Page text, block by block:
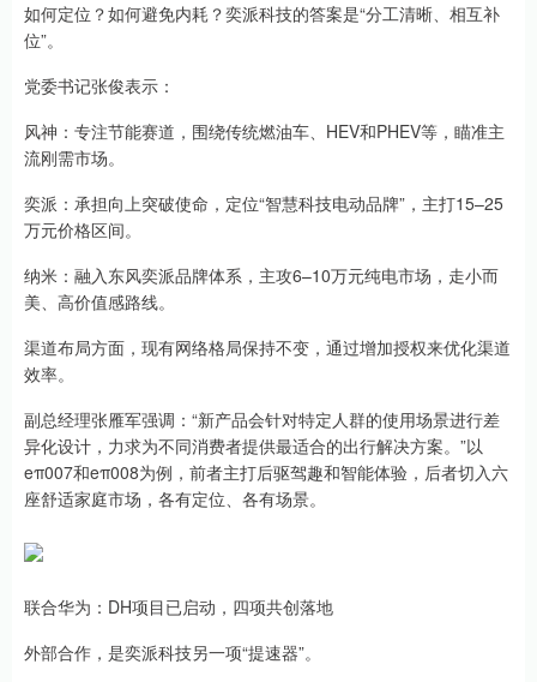
如何定位？如何避免内耗？奕派科技的答案是“分工清晰、相互补
位”。
党委书记张俊表示：
风神：专注节能赛道，围绕传统燃油车、HEV和PHEV等，瞄准主
流刚需市场。
奕派：承担向上突破使命，定位“智慧科技电动品牌”，主打15–25
万元价格区间。
纳米：融入东风奕派品牌体系，主攻6–10万元纯电市场，走小而
美、高价值感路线。
渠道布局方面，现有网络格局保持不变，通过增加授权来优化渠道
效率。
副总经理张雁军强调：“新产品会针对特定人群的使用场景进行差
异化设计，力求为不同消费者提供最适合的出行解决方案。”以
eπ007和eπ008为例，前者主打后驱驾趣和智能体验，后者切入六
座舒适家庭市场，各有定位、各有场景。
联合华为：DH项目已启动，四项共创落地
外部合作，是奕派科技另一项“提速器”。